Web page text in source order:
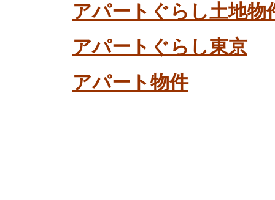
アパートぐらし土地物
アパートぐらし東京
アパート物件